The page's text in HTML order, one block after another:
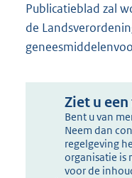
Publicatieblad zal
de
Ziet u
Bent u van
Neem dan
regelgeving
organisatie is
voor de